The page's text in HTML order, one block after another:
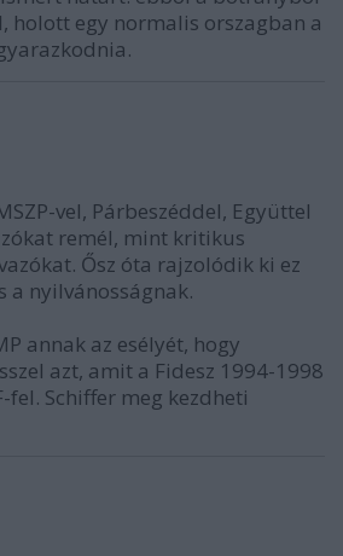
holott egy normalis orszagban a
vel, Párbeszéddel, Együttel
remél, mint kritikus
Ősz óta rajzolódik ki ez
a nyilvánosságnak.
annak az esélyét, hogy
azt, amit a Fidesz 1994-1998
fel. Schiffer meg kezdheti